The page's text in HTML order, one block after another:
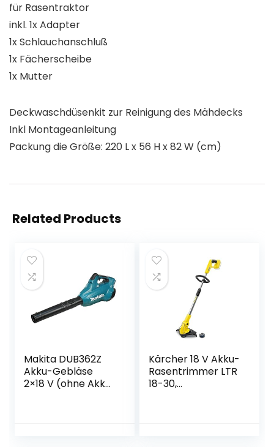
für Rasentraktor
inkl. 1x Adapter
1x Schlauchanschluß
1x Fächerscheibe
1x Mutter
Deckwaschdüsenkit zur Reinigung des Mähdecks
Inkl Montageanleitung
Packung die Größe: 220 L x 56 H x 82 W (cm)
Related Products
Makita DUB362Z
Akku-Gebläse
2×18 V (ohne Akku,
Kärcher 18 V Akku-
Rasentrimmer LTR
18-30,